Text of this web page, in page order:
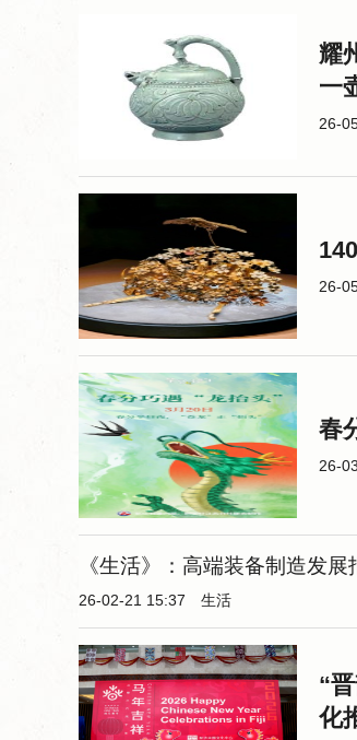
耀
一
26-
26-
春
26-
《生活》：高端装备制造发展
26-02-21 15:37 生活
“
化